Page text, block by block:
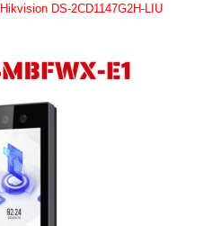
DS-2CD1147G2H-LIU